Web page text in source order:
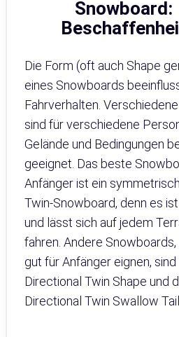
Snowboard:
Die Form (oft auch Shape
eines Snowboards
Fahrverhalten.
sind für verschiedene
Gelände und Bedingungen
geeignet. Das beste
Anfänger ist ein
Twin-Snowboard, denn es ist
und lässt sich auf jedem
fahren. Andere Snowboards,
gut für Anfänger eignen,
Directional Twin Shape und
Directional Twin Swallow